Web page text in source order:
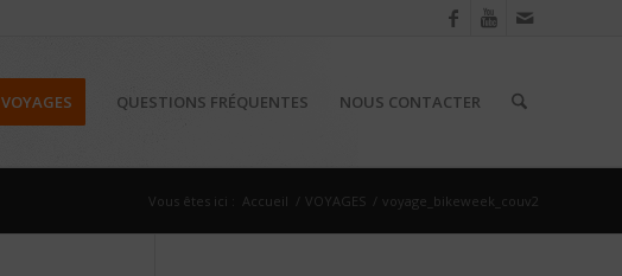
VOYAGES QUESTIONS FRÉQUENTES NOUS CONTACTER
Vous êtes ici : Accueil / VOYAGES / voyage_bikeweek_couv2